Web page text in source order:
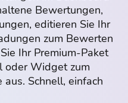
Bewertungen,
editieren Sie Ihr
zum Bewerten
Ihr Premium-Paket
oder Widget zum
Schnell, einfach